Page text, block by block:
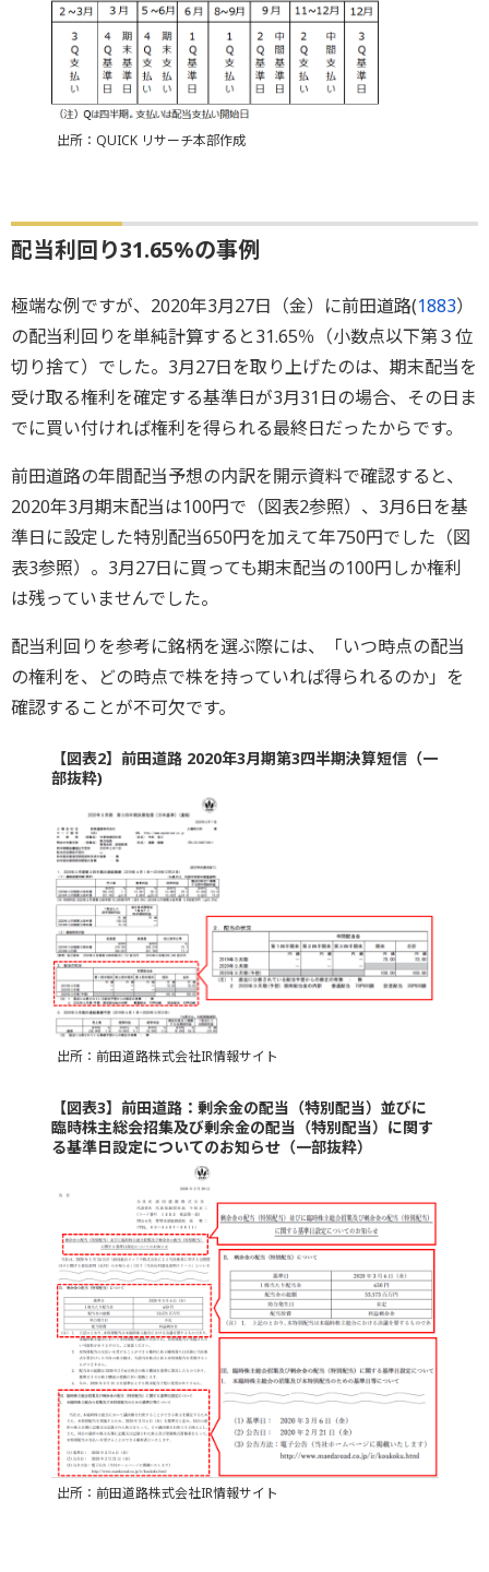
出所：QUICK リサーチ本部作成
配当利回り31.65%の事例
極端な例ですが、2020年3月27日（金）に前田道路(1883）
の配当利回りを単純計算すると31.65％（小数点以下第３位
切り捨て）でした。3月27日を取り上げたのは、期末配当を
受け取る権利を確定する基準日が3月31日の場合、その日ま
でに買い付ければ権利を得られる最終日だったからです。
前田道路の年間配当予想の内訳を開示資料で確認すると、
2020年3月期末配当は100円で（図表2参照）、3月6日を基
準日に設定した特別配当650円を加えて年750円でした（図
表3参照）。3月27日に買っても期末配当の100円しか権利
は残っていませんでした。
配当利回りを参考に銘柄を選ぶ際には、「いつ時点の配当
の権利を、どの時点で株を持っていれば得られるのか」を
確認することが不可欠です。
【図表2】前田道路 2020年3月期第3四半期決算短信（一
部抜粋)
出所：前田道路株式会社IR情報サイト
【図表3】前田道路：剰余金の配当（特別配当）並びに
臨時株主総会招集及び剰余金の配当（特別配当）に関す
る基準日設定についてのお知らせ（一部抜粋）
出所：前田道路株式会社IR情報サイト